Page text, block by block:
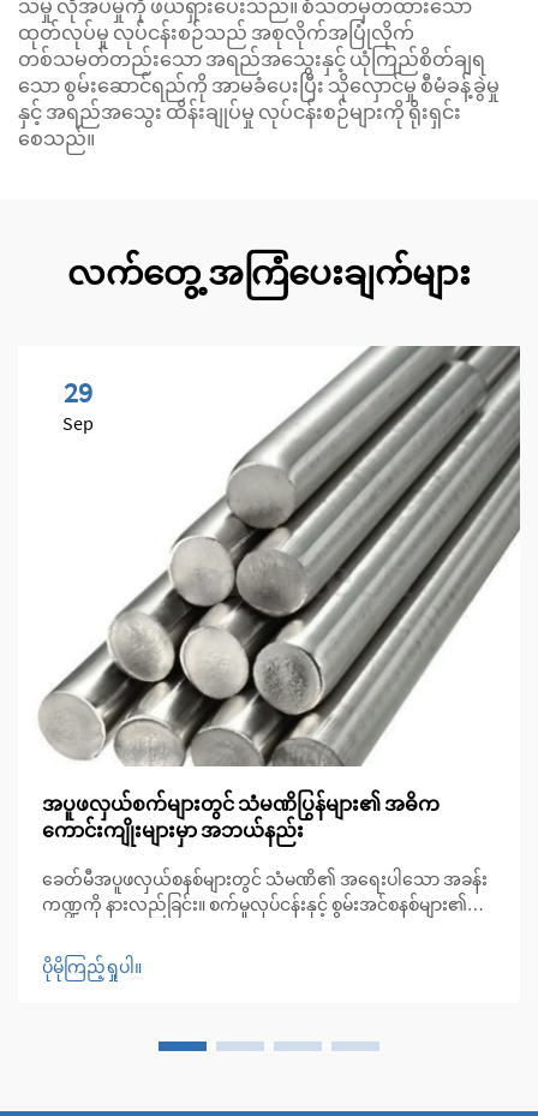
သမှု လိုအပ်မှုကို ဖယ်ရှားပေးသည်။ စံသတ်မှတ်ထားသော
ထုတ်လုပ်မှု လုပ်ငန်းစဉ်သည် အစုလိုက်အပြုံလိုက်
တစ်သမတ်တည်းသော အရည်အသွေးနှင့် ယုံကြည်စိတ်ချရ
သော စွမ်းဆောင်ရည်ကို အာမခံပေးပြီး သိုလှောင်မှု စီမံခန့်ခွဲမှု
နှင့် အရည်အသွေး ထိန်းချုပ်မှု လုပ်ငန်းစဉ်များကို ရိုးရှင်း
စေသည်။
လက်တွေ့ အကြံပေးချက်များ
29
Sep
အပူဖလှယ်စက်များတွင် သံမဏိပြွန်များ၏ အဓိက
ကောင်းကျိုးများမှာ အဘယ်နည်း
ခေတ်မီအပူဖလှယ်စနစ်များတွင် သံမဏိ၏ အရေးပါသော အခန်း
ကဏ္ဍကို နားလည်ခြင်း။ စက်မှုလုပ်ငန်းနှင့် စွမ်းအင်စနစ်များ၏
မှု၏ အဓိကအချက်ဖြစ်ပါသည်။ ဤရှုပ်ထွေးသောစနစ်များ၏
ဗဟိုချက်တွင်...
ပိုမိုကြည့်ရှုပါ။